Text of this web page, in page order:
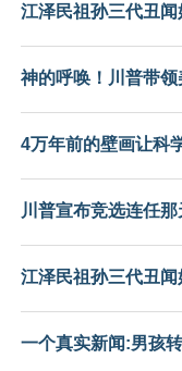
江泽民祖孙三代丑
神的呼唤！川普带
4万年前的壁画让科
川普宣布竞选连任
江泽民祖孙三代丑
一个真实新闻:男孩